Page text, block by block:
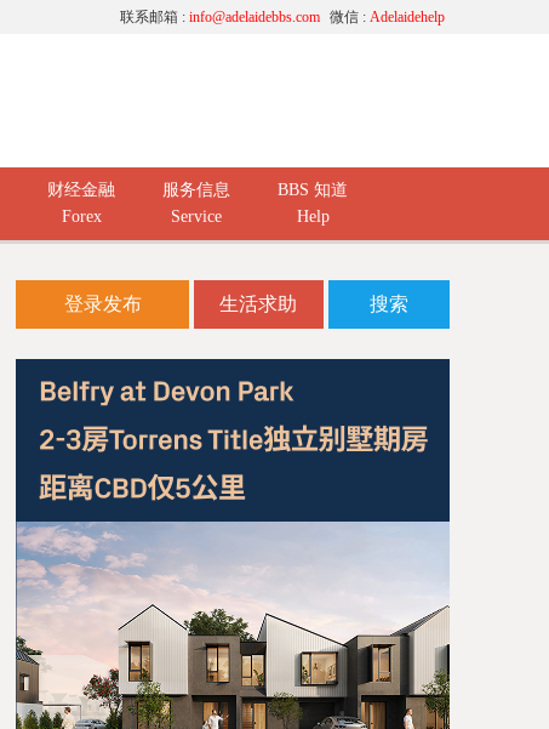
微信 : Adelaidehelp
联系邮箱 : info@adelaidebbs.com
财经金融
Forex
服务信息
Service
BBS 知道
Help
登录发布 生活求助 搜索